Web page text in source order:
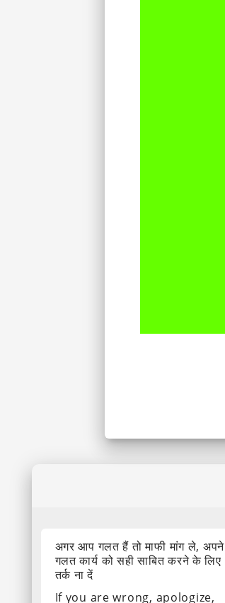
अगर आप गलत हैं तो माफी मांग ले, अपने
गलत कार्य को सही साबित करने के लिए
तर्क ना दें
If you are wrong, apologize,